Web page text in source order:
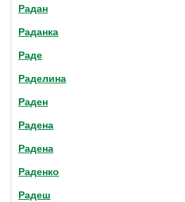
Радан
Раданка
Раде
Раделина
Раден
Радена
Радена
Раденко
Радеш